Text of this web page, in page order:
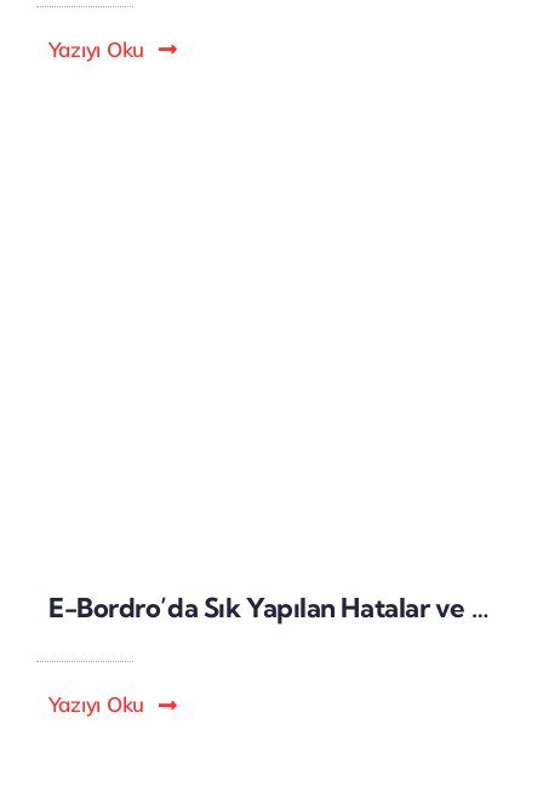
Yazıyı Oku
E-Bordro’da Sık Yapılan Hatalar ve Doğruları
Yazıyı Oku